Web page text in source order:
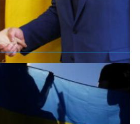
valutar: 07 Aug 2026
+0,0041 ▲
+0,0077 ▲